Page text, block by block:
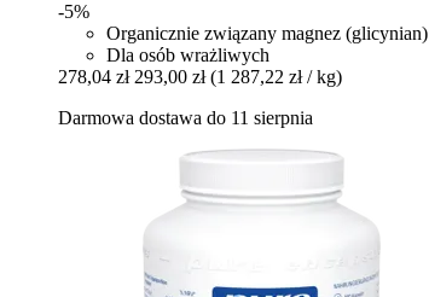
-5%
Organicznie związany magnez (glicynian)
Dla osób wrażliwych
278,04 zł 293,00 zł (1 287,22 zł / kg)
Darmowa dostawa do 11 sierpnia